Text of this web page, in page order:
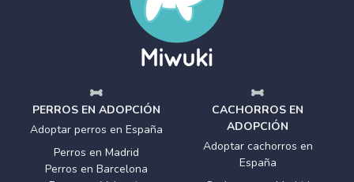
PERROS EN ADOPCIÓN
Adoptar perros en España
Perros en Madrid
Perros en Barcelona
CACHORROS EN
ADOPCIÓN
Adoptar cachorros en
España